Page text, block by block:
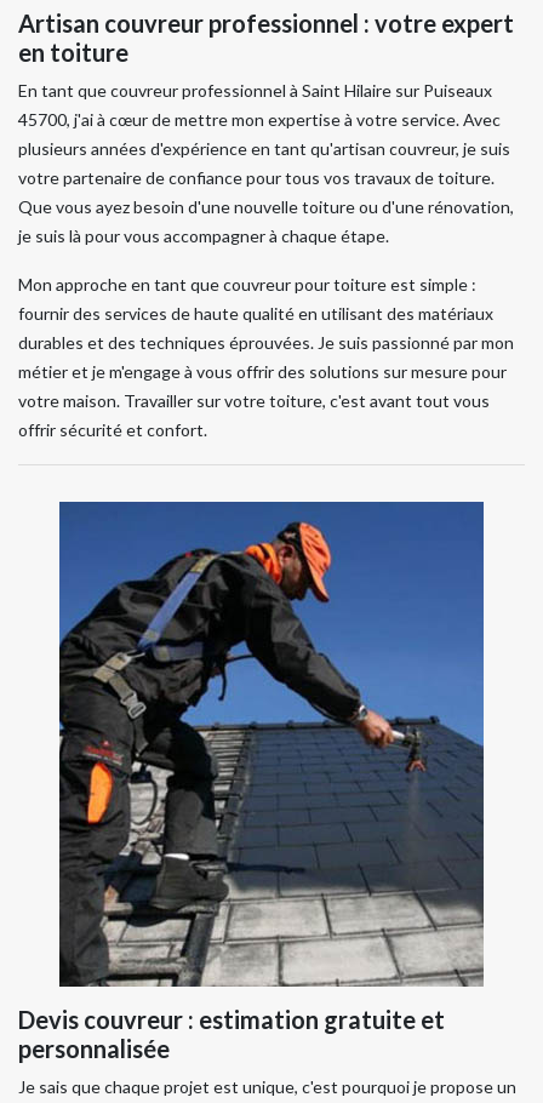
Artisan couvreur professionnel : votre expert
en toiture
En tant que couvreur professionnel à Saint Hilaire sur Puiseaux
45700, j'ai à cœur de mettre mon expertise à votre service. Avec
plusieurs années d'expérience en tant qu'artisan couvreur, je suis
votre partenaire de confiance pour tous vos travaux de toiture.
Que vous ayez besoin d'une nouvelle toiture ou d'une rénovation,
je suis là pour vous accompagner à chaque étape.
Mon approche en tant que couvreur pour toiture est simple :
fournir des services de haute qualité en utilisant des matériaux
durables et des techniques éprouvées. Je suis passionné par mon
métier et je m'engage à vous offrir des solutions sur mesure pour
votre maison. Travailler sur votre toiture, c'est avant tout vous
offrir sécurité et confort.
Devis couvreur : estimation gratuite et
personnalisée
Je sais que chaque projet est unique, c'est pourquoi je propose un